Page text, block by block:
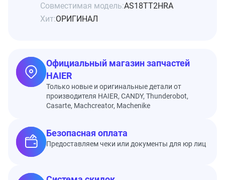
Совместимая модель:AS18TT2HRA
Хит:ОРИГИНАЛ
Официальный магазин запчастей
HAIER
Только новые и оригинальные детали от
производителя HAIER, CANDY, Thunderobot,
Casarte, Machcreator, Machenike
Безопасная оплата
Предоставляем чеки или документы для юр лиц